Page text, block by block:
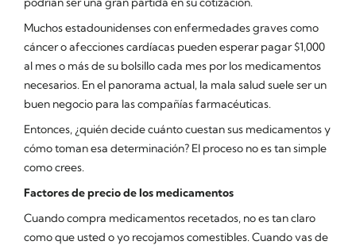
Muchos estadounidenses con enfermedades graves como
cáncer o afecciones cardíacas pueden esperar pagar $1,000
al mes o más de su bolsillo cada mes por los medicamentos
necesarios. En el panorama actual, la mala salud suele ser un
buen negocio para las compañías farmacéuticas.
Entonces, ¿quién decide cuánto cuestan sus medicamentos y
cómo toman esa determinación? El proceso no es tan simple
como crees.
Factores de precio de los medicamentos
Cuando compra medicamentos recetados, no es tan claro
como que usted o yo recojamos comestibles. Cuando vas de